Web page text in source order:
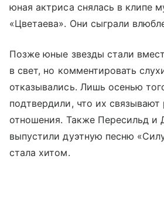
юная актриса снялась в клипе
«Цветаева». Они сыграли
Позже юные звезды стали
в свет, но комментировать
отказывались. Лишь осенью
подтвердили, что их связывают
отношения. Также Пересильд и
выпустили дуэтную песню
стала хитом.